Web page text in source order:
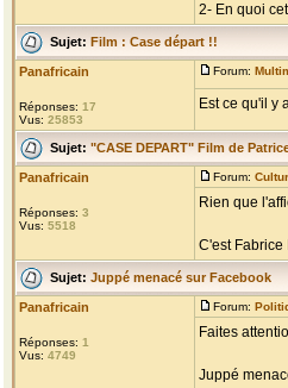
2- En quoi
Sujet: Film : Case départ !!
Panafricain
Réponses: 17
Vus: 25853
Forum:
Est ce qu'il y
Sujet: "CASE DEPART" Film de
Panafricain
Réponses: 3
Vus: 5518
Forum:
Rien que
C'est Fabrice
Sujet: Juppé menacé sur Facebook
Panafricain
Réponses: 1
Vus: 4749
Forum:
Faites
Juppé